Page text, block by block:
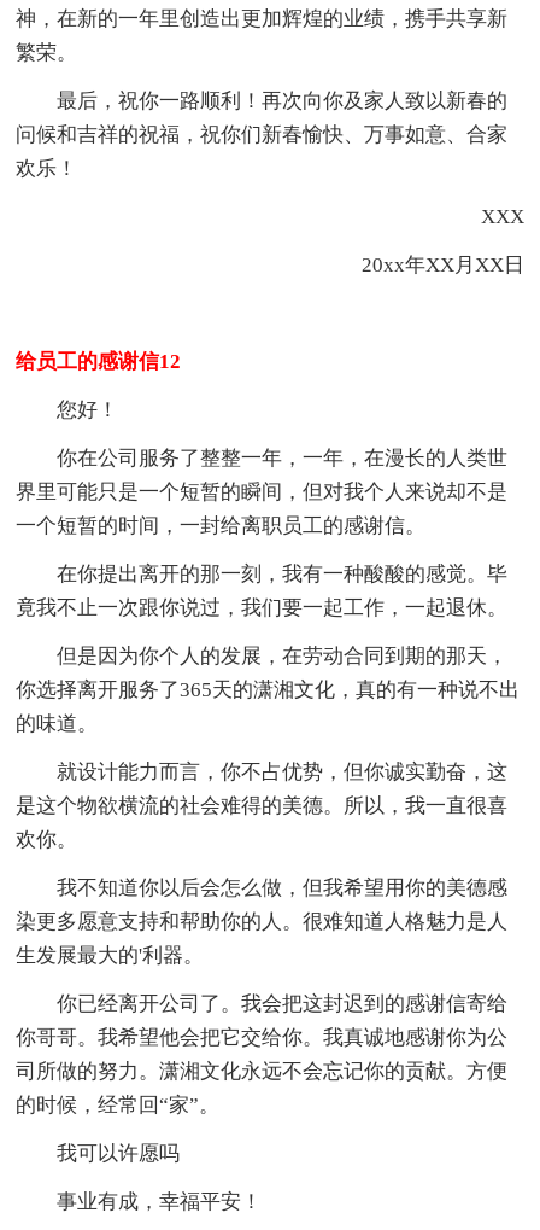
神，在新的一年里创造出更加辉煌的业绩，携手共享新
繁荣。
最后，祝你一路顺利！再次向你及家人致以新春的
问候和吉祥的祝福，祝你们新春愉快、万事如意、合家
欢乐！
XXX
20xx年XX月XX日
给员工的感谢信12
您好！
你在公司服务了整整一年，一年，在漫长的人类世
界里可能只是一个短暂的瞬间，但对我个人来说却不是
一个短暂的时间，一封给离职员工的感谢信。
在你提出离开的那一刻，我有一种酸酸的感觉。毕
竟我不止一次跟你说过，我们要一起工作，一起退休。
但是因为你个人的发展，在劳动合同到期的那天，
你选择离开服务了365天的潇湘文化，真的有一种说不出
的味道。
就设计能力而言，你不占优势，但你诚实勤奋，这
是这个物欲横流的社会难得的美德。所以，我一直很喜
欢你。
我不知道你以后会怎么做，但我希望用你的美德感
染更多愿意支持和帮助你的人。很难知道人格魅力是人
生发展最大的'利器。
你已经离开公司了。我会把这封迟到的感谢信寄给
你哥哥。我希望他会把它交给你。我真诚地感谢你为公
司所做的努力。潇湘文化永远不会忘记你的贡献。方便
的时候，经常回“家”。
我可以许愿吗
事业有成，幸福平安！